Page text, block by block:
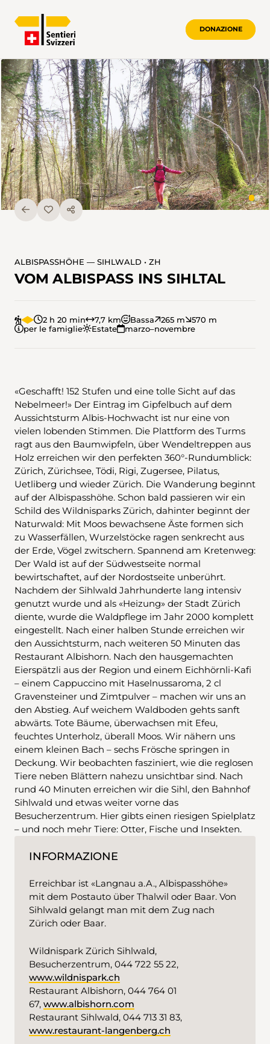
DONAZIONE
ALBISPASSHÖHE — SIHLWALD • ZH
VOM ALBISPASS INS SIHLTAL
2 h 20 min 7,7 km Bassa 265 m
570 m
per le famiglie
Estate marzo–novembre
«Geschafft! 152 Stufen und eine tolle Sicht auf das
Nebelmeer!» Der Eintrag im Gipfelbuch auf dem
Aussichtsturm Albis-Hochwacht ist nur eine von
vielen lobenden Stimmen. Die Plattform des Turms
ragt aus den Baumwipfeln, über Wendeltreppen aus
Holz erreichen wir den perfekten 360°-Rundumblick:
Zürich, Zürichsee, Tödi, Rigi, Zugersee, Pilatus,
Uetliberg und wieder Zürich. Die Wanderung beginnt
auf der Albispasshöhe. Schon bald passieren wir ein
Schild des Wildnisparks Zürich, dahinter beginnt der
Naturwald: Mit Moos bewachsene Äste formen sich
zu Wasserfällen, Wurzelstöcke ragen senkrecht aus
der Erde, Vögel zwitschern. Spannend am Kretenweg:
Der Wald ist auf der Südwestseite normal
bewirtschaftet, auf der Nordostseite unberührt.
Nachdem der Sihlwald Jahrhunderte lang intensiv
genutzt wurde und als «Heizung» der Stadt Zürich
diente, wurde die Waldpflege im Jahr 2000 komplett
eingestellt. Nach einer halben Stunde erreichen wir
den Aussichtsturm, nach weiteren 50 Minuten das
Restaurant Albishorn. Nach den hausgemachten
Eierspätzli aus der Region und einem Eichhörnli-Kafi
– einem Cappuccino mit Haselnussaroma, 2 cl
Gravensteiner und Zimtpulver – machen wir uns an
den Abstieg. Auf weichem Waldboden gehts sanft
abwärts. Tote Bäume, überwachsen mit Efeu,
feuchtes Unterholz, überall Moos. Wir nähern uns
einem kleinen Bach – sechs Frösche springen in
Deckung. Wir beobachten fasziniert, wie die reglosen
Tiere neben Blättern nahezu unsichtbar sind. Nach
rund 40 Minuten erreichen wir die Sihl, den Bahnhof
Sihlwald und etwas weiter vorne das
Besucherzentrum. Hier gibts einen riesigen Spielplatz
– und noch mehr Tiere: Otter, Fische und Insekten.
INFORMAZIONE
Erreichbar ist «Langnau a.A., Albispasshöhe»
mit dem Postauto über Thalwil oder Baar. Von
Sihlwald gelangt man mit dem Zug nach
Zürich oder Baar.
Wildnispark Zürich Sihlwald,
Besucherzentrum, 044 722 55 22,
www.wildnispark.ch
Restaurant Albishorn, 044 764 01
67, www.albishorn.com
Restaurant Sihlwald, 044 713 31 83,
www.restaurant-langenberg.ch